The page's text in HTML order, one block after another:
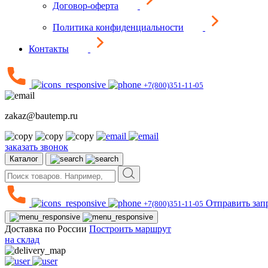
Договор-оферта
Политика конфиденциальности
Контакты
+7(800)351-11-05
zakaz@bautemp.ru
заказать звонок
Каталог
+7(800)351-11-05 Отправить
Доставка по России Построить маршрут
на склад